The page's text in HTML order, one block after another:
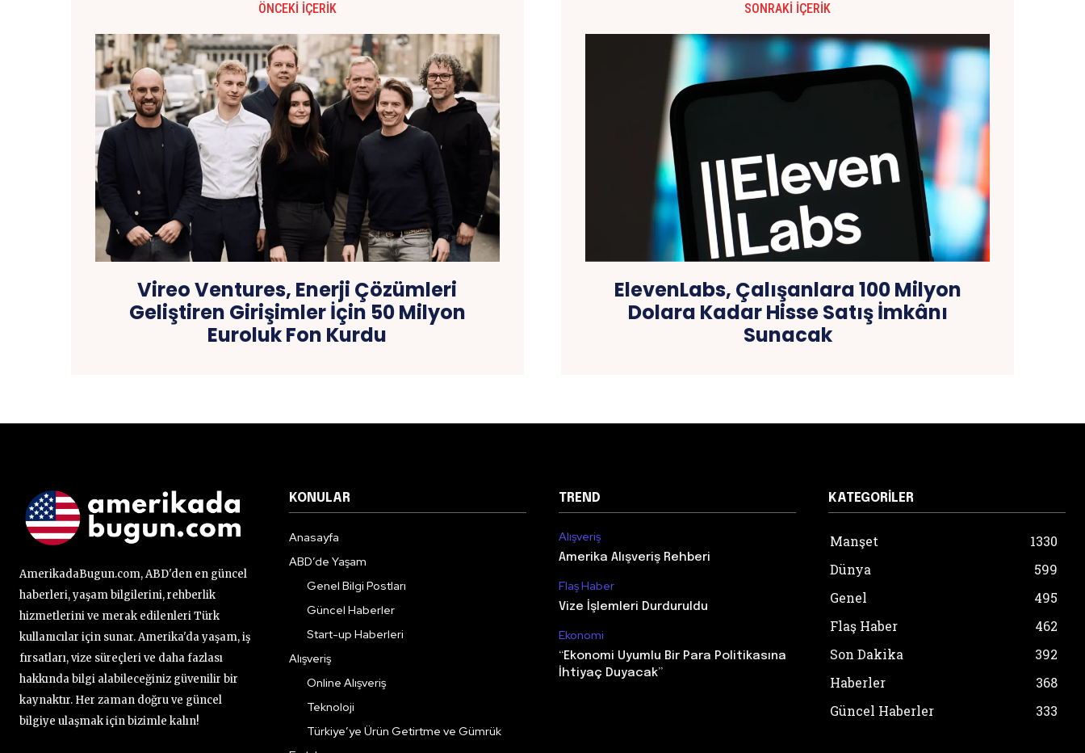
ÖNCEKI İÇERIK
Vireo Ventures, Enerji Çözümleri
Geliştiren Girişimler İçin 50 Milyon
Euroluk Fon Kurdu
SONRAKI İÇERIK
ElevenLabs, Çalışanlara 100 Milyon
Dolara Kadar Hisse Satış İmkânı
Sunacak
AmerikadaBugun.com, ABD'den en güncel
haberleri, yaşam bilgilerini, rehberlik
hizmetlerini ve merak edilenleri Türk
kullanıcılar için sunar. Amerika'da yaşam, iş
fırsatları, vize süreçleri ve daha fazlası
hakkında bilgi alabileceğiniz güvenilir bir
kaynaktır. Her zaman doğru ve güncel
bilgiye ulaşmak için bizimle kalın!
KONULAR
Anasayfa
ABD’de Yaşam
Genel Bilgi Postları
Güncel Haberler
Start-up Haberleri
Alışveriş
Online Alışveriş
Teknoloji
Türkiye’ye Ürün Getirtme ve Gümrük
TREND
Alışveriş
Amerika Alışveriş Rehberi
Flaş Haber
Vize İşlemleri Durduruldu
Ekonomi
“Ekonomi Uyumlu Bir Para Politikasına
İhtiyaç Duyacak”
KATEGORILER
Manşet
1330
Dünya
599
Genel
495
Flaş Haber
462
Son Dakika
392
Haberler
368
Güncel Haberler
333